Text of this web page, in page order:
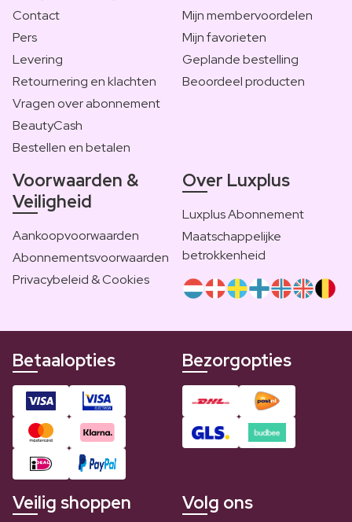
Contact
Pers
Levering
Retournering en klachten
Vragen over abonnement
BeautyCash
Bestellen en betalen
Mijn membervoordelen
Mijn favorieten
Geplande bestelling
Beoordeel producten
Voorwaarden &
Veiligheid
Aankoopvoorwaarden
Abonnementsvoorwaarden
Privacybeleid & Cookies
Over Luxplus
Luxplus Abonnement
Maatschappelijke
betrokkenheid
Betaalopties Bezorgopties
Veilig shoppen Volg ons